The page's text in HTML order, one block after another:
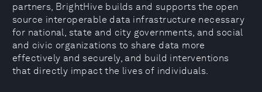
partners, BrightHive builds and supports the open
source interoperable data infrastructure necessary
for national, state and city governments, and social
and civic organizations to share data more
effectively and securely, and build interventions
that directly impact the lives of individuals.